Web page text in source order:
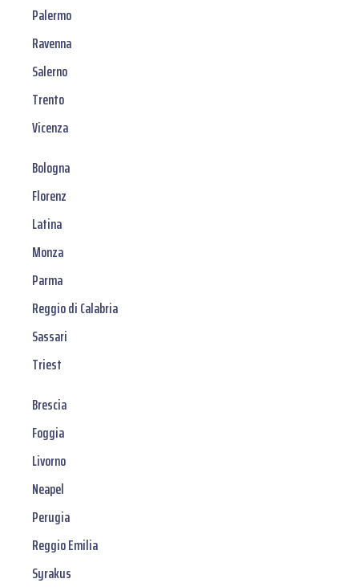
Palermo
Ravenna
Salerno
Trento
Vicenza
Bologna
Florenz
Latina
Monza
Parma
Reggio di Calabria
Sassari
Triest
Brescia
Foggia
Livorno
Neapel
Perugia
Reggio Emilia
Syrakus